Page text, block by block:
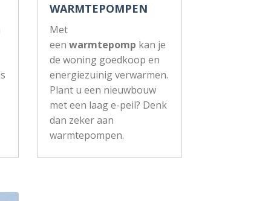
WARMTEPOMPEN
Met
een warmtepomp kan je
de woning goedkoop en
energiezuinig verwarmen.
Plant u een nieuwbouw
met een laag e-peil? Denk
dan zeker aan
warmtepompen.